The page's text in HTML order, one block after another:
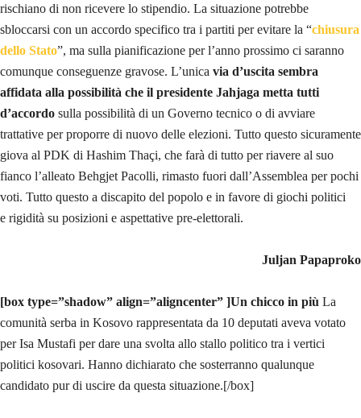
rischiano di non ricevere lo stipendio. La situazione potrebbe
sbloccarsi con un accordo specifico tra i partiti per evitare la “chiusura
dello Stato”, ma sulla pianificazione per l’anno prossimo ci saranno
comunque conseguenze gravose. L’unica via d’uscita sembra
affidata alla possibilità che il presidente Jahjaga metta tutti
d’accordo sulla possibilità di un Governo tecnico o di avviare
trattative per proporre di nuovo delle elezioni. Tutto questo sicuramente
giova al PDK di Hashim Thaçi, che farà di tutto per riavere al suo
fianco l’alleato Behgjet Pacolli, rimasto fuori dall’Assemblea per pochi
voti. Tutto questo a discapito del popolo e in favore di giochi politici
e rigidità su posizioni e aspettative pre-elettorali.
Juljan Papaproko
[box type=”shadow” align=”aligncenter” ]Un chicco in più La
comunità serba in Kosovo rappresentata da 10 deputati aveva votato
per Isa Mustafi per dare una svolta allo stallo politico tra i vertici
politici kosovari. Hanno dichiarato che sosterranno qualunque
candidato pur di uscire da questa situazione.[/box]